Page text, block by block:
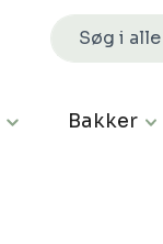
Bakker